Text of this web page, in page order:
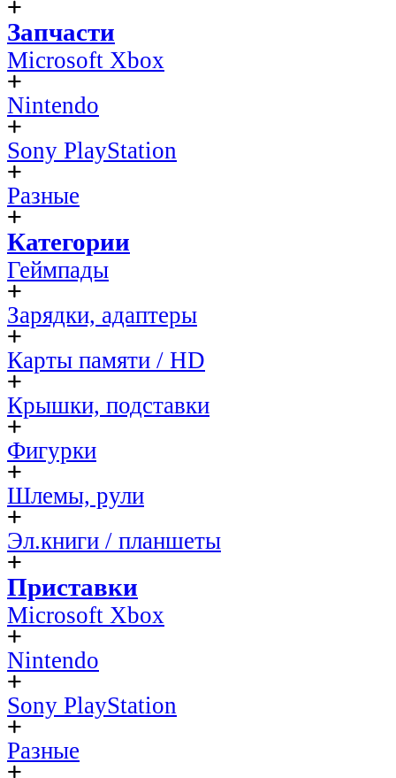
Запчасти
Microsoft Xbox
Nintendo
Sony PlayStation
Разные
Категории
Геймпады
Зарядки, адаптеры
Карты памяти / HD
Крышки, подставки
Фигурки
Шлемы, рули
Эл.книги / планшеты
Приставки
Microsoft Xbox
Nintendo
Sony PlayStation
Разные